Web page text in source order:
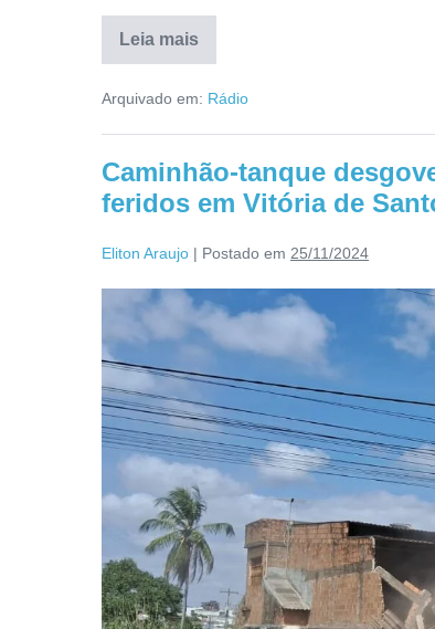
Leia mais
Arquivado em: Rádio
Caminhão-tanque
feridos em Vitória de
Eliton Araujo | Postado em 25/11/2024